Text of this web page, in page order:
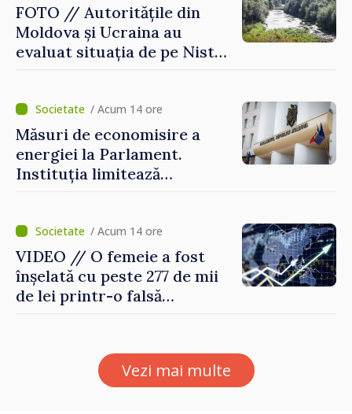
FOTO // Autoritățile din
Moldova și Ucraina au
evaluat situația de pe Nistru
/ Acum 14 ore
Măsuri de economisire a
energiei la Parlament.
Instituția limitează
/ Acum 14 ore
VIDEO // O femeie a fost
înșelată cu peste 277 de mii
de lei printr-o falsă
Vezi mai multe